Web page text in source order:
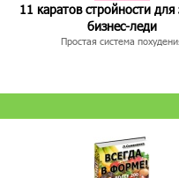
11 каратов стройности для
бизнес-леди
Простая система